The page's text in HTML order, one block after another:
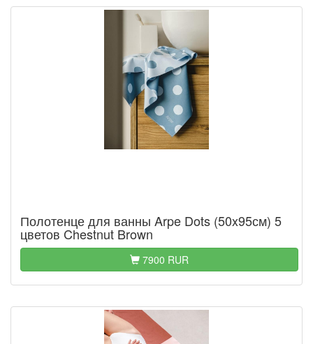
Полотенце для ванны Arpe Dots (50x95см) 5
цветов Chestnut Brown
7900 RUR